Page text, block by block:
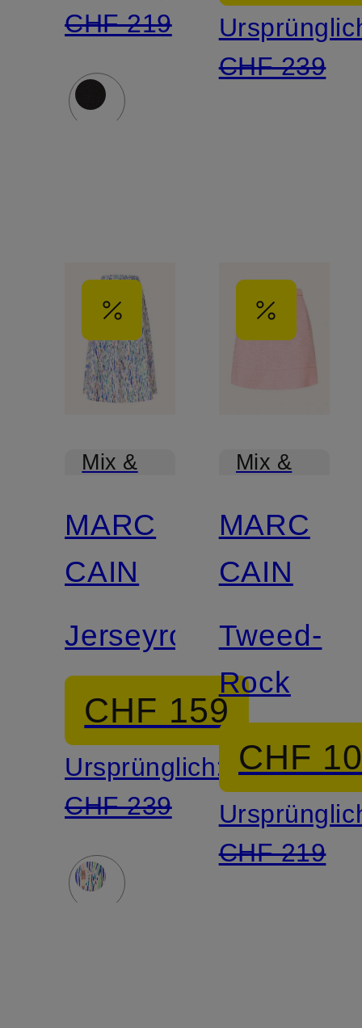
CHF 219
CHF 239
Mix &
MARC
CAIN
Jerseyrock
CHF 159
Ursprünglich:
CHF 239
Mix &
MARC
CAIN
Tweed-
Rock
CHF
CHF 219